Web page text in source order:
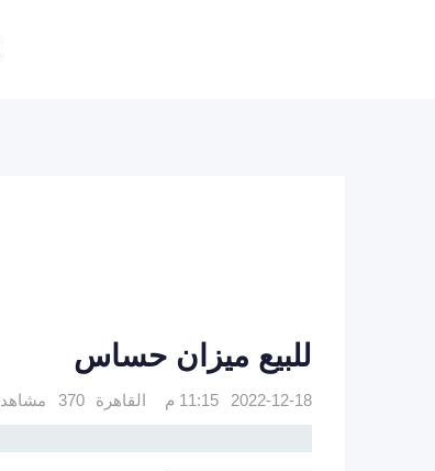
للبيع ميزان حساس
2022-12-18 11:15 م القاهرة 370 مشاهدة